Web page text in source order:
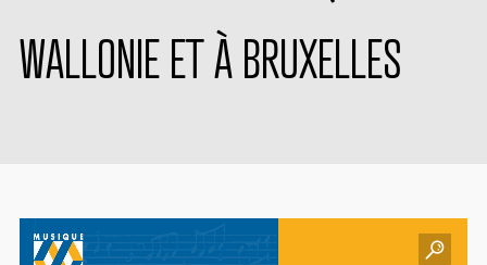
WALLONIE ET À BRUXELLES